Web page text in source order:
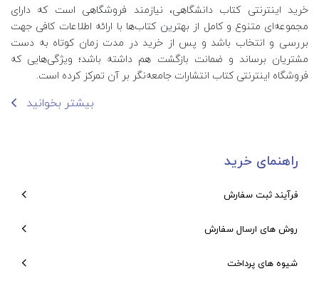
خرید اینترنتی کتاب‌ دانشگاهی، نیازمند فروشگاهی است که دارای
مجموعه‌ای متنوع و کامل از بهترین کتاب‌ها با ارائه اطلاعات کافی جهت
بررسی و انتخاب باشد و پس از خرید در مدت زمان کوتاه به دست
مشتریان برساند و ضمانت بازگشت هم داشته باشد؛ ویژگی‌هایی که
فروشگاه اینترنتی کتاب انتشارات جامعه‌نگر بر آن تمرکز کرده است.
بیشتر بخوانید
راهنمای خرید
فرآیند ثبت سفارش
روش های ارسال سفارش
شیوه های پرداخت